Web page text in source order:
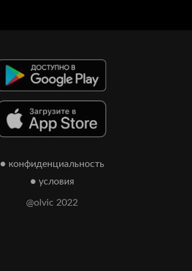
● конфиденциальность
● условия
@olvic 2022